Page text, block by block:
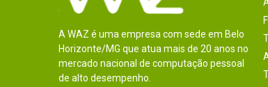
A WAZ é uma empresa com sede em Belo
Horizonte/MG que atua mais de 20 anos no
mercado nacional de computação pessoal
de alto desempenho.